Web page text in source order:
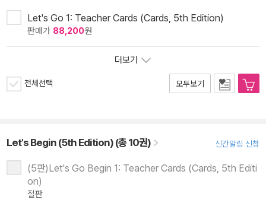
Let's Go 1: Teacher Cards (Cards, 5th Edition)
판매가 88,200원
더보기
전체선택 모두보기
Let's Begin (5th Edition) (총 10권) 신간알림 신청
(5판)Let's Go Begin 1: Teacher Cards (Cards, 5th Editi
on)
절판